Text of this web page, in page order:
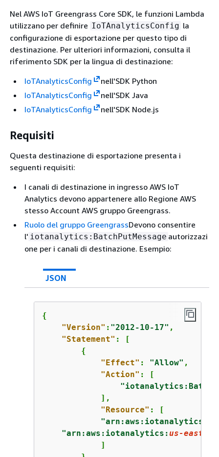
Nel AWS IoT Greengrass Core SDK, le funzioni Lambda
utilizzano per definire IoTAnalyticsConfig la
configurazione di esportazione per questo tipo di
destinazione. Per ulteriori informazioni, consulta il
riferimento SDK per la lingua di destinazione:
IoTAnalyticsConfig
nell'SDK Python
IoTAnalyticsConfig
nell'SDK Java
IoTAnalyticsConfig
nell'SDK Node.js
Requisiti
Questa destinazione di esportazione presenta i
seguenti requisiti:
I canali di destinazione in ingresso AWS IoT
Analytics devono appartenere allo Regione AWS
stesso Account AWS gruppo Greengrass.
Ruolo del gruppo GreengrassDevono consentire
l' iotanalytics:BatchPutMessage autorizzazi
one per i canali di destinazione. Esempio:
JSON
{
"Version" : "2012-10-17" ,
"Statement" : [
{
"Effect" : "Allow" ,
"Action" : [
            ],
"Resource" : [
"arn:aws:iotanalytics:
"arn:aws:iotanalytics:us-east-1
            ]